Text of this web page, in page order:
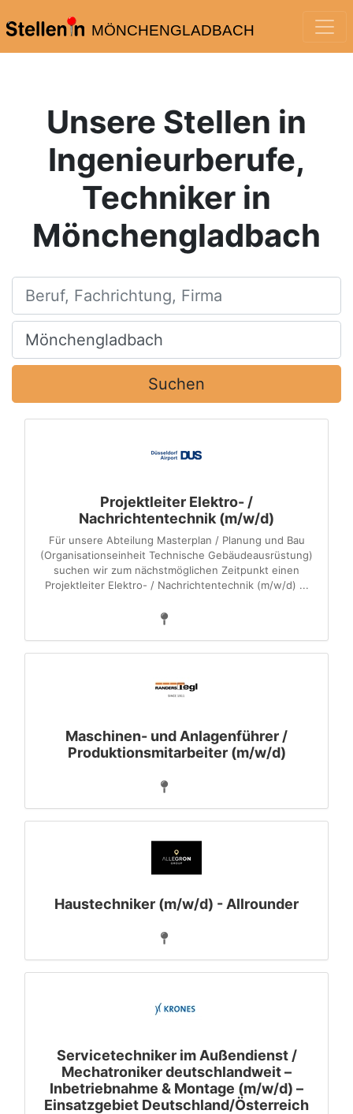
MÖNCHENGLADBACH
Unsere Stellen in
Ingenieurberufe,
Techniker in
Mönchengladbach
Beruf, Fachrichtung, Firma
Ort, Stadt
Suchen
Projektleiter Elektro- /
Nachrichtentechnik (m/w/d)
Für unsere Abteilung Masterplan / Planung und Bau
(Organisationseinheit Technische Gebäudeausrüstung)
suchen wir zum nächstmöglichen Zeitpunkt einen
Projektleiter Elektro- / Nachrichtentechnik (m/w/d) ...
Maschinen- und Anlagenführer /
Produktionsmitarbeiter (m/w/d)
Haustechniker (m/w/d) - Allrounder
Servicetechniker im Außendienst /
Mechatroniker deutschlandweit –
Inbetriebnahme & Montage (m/w/d) –
Einsatzgebiet Deutschland/Österreich